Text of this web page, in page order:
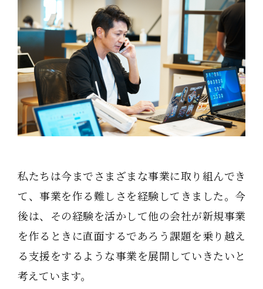
私たちは今までさまざまな事業に取り組んでき
て、事業を作る難しさを経験してきました。今
後は、その経験を活かして他の会社が新規事業
を作るときに直面するであろう課題を乗り越え
る支援をするような事業を展開していきたいと
考えています。